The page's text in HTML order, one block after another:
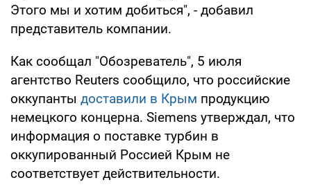
Этого мы и хотим добиться", - добавил
представитель компании.
Как сообщал "Обозреватель", 5 июля
агентство Reuters сообщило, что российские
оккупанты доставили в Крым продукцию
немецкого концерна. Siemens утверждал, что
информация о поставке турбин в
оккупированный Россией Крым не
соответствует действительности.